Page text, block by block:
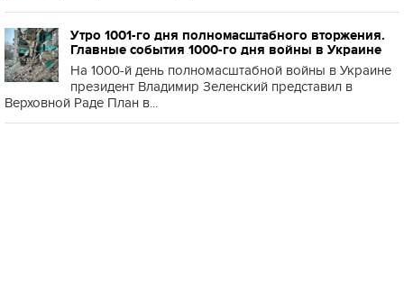
Утро 1001-го дня полномасштабного вторжения.
Главные события 1000-го дня войны в Украине
На 1000-й день полномасштабной войны в Украине
президент Владимир Зеленский представил в
Верховной Раде План в...